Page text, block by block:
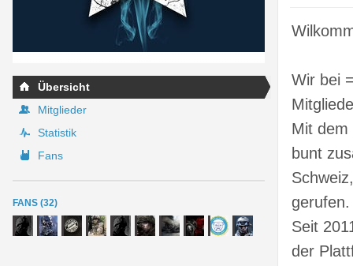
Übersicht
Mitglieder
Statistik
Fans
FANS (32)
Wir bei
Mit dem
bunt
gerufen.
Seit
der